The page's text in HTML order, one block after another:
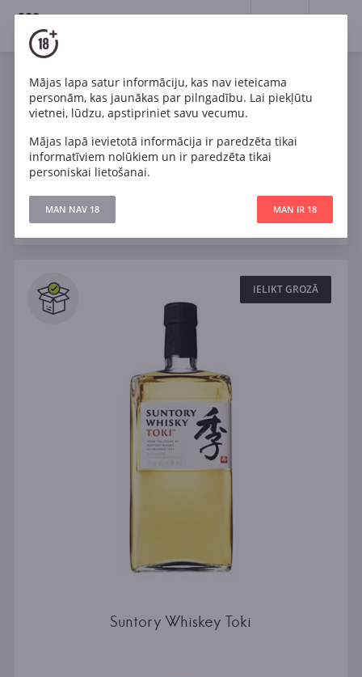
18+
Viss viskijs Bourbon Sibgle malt
12 gadi 15 gadi 18 gadi 25 gadi
Filtri ATJAUNOT
Visi IELIKT GROZĀ
Suntory Whiskey Toki
Mājas lapa satur informāciju, kas nav ieteicama
personām, kas jaunākas par pilngadību. Lai piekļūtu
vietnei, lūdzu, apstipriniet savu vecumu.
Mājas lapā ievietotā informācija ir paredzēta tikai
informatīviem nolūkiem un ir paredzēta tikai
personiskai lietošanai.
MAN NAV 18 MAN IR 18